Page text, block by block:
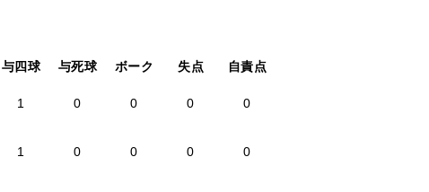
与四球 与死球 ボーク 失点 自責点
1 0 0 0 0
1 0 0 0 0